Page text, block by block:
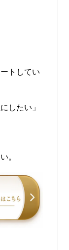
トしてい
したい」
。